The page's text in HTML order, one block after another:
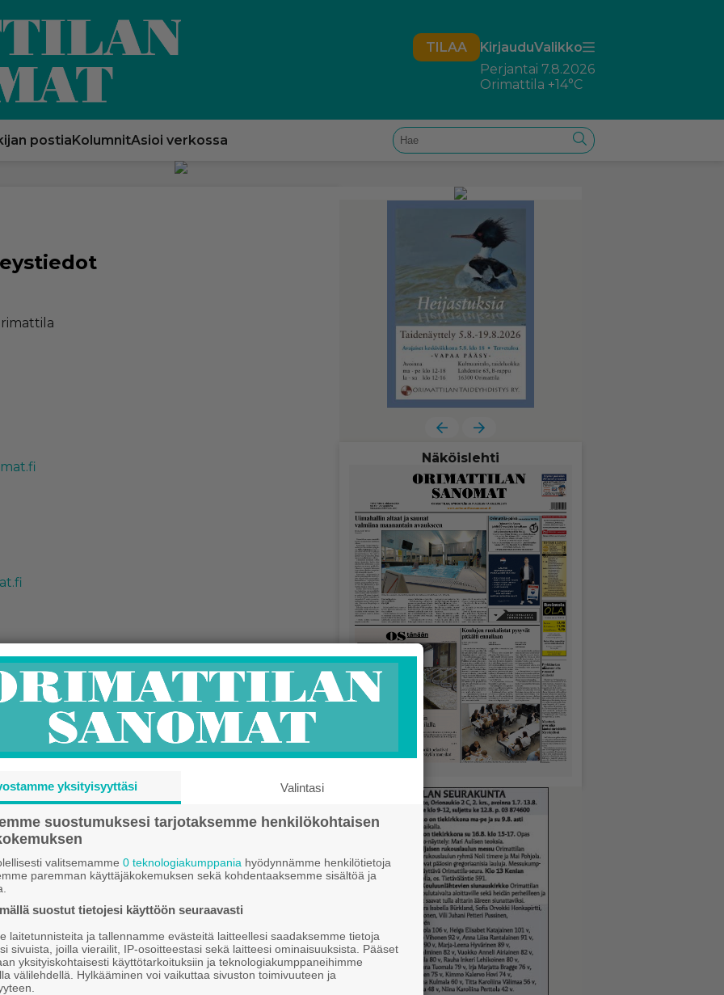
TILAA KirjauduValikko
Perjantai 7.8.2026
Orimattila +14°C
postiaKolumnitAsioi verkossa
Ori­mat­ti­las­sa,
16301 Ori­mat­ti­la.
Näköislehti
yksityisyyttäsi Valintasi
suostumuksesi tarjotaksemme henkilökohtaisen
valitsemamme 0 teknologiakumppania hyödynnämme henkilötietoja
paremman käyttäjäkokemuksen sekä kohdentaaksemme sisältöä ja
suostut tietojesi käyttöön seuraavasti
laitetunnisteita ja tallennamme evästeitä laitteellesi saadaksemme tietoja
sivuista, joilla vierailit, IP-osoitteestasi sekä laitteesi ominaisuuksista. Pääset
yksityiskohtaisesti käyttötarkoituksiin ja teknologiakumppaneihimme
välilehdellä. Hylkääminen voi vaikuttaa sivuston toimivuuteen ja